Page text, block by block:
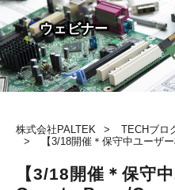
株式会社PALTEK TECHブロ
【3/18開催＊保守中ユーザ
TECHブログ
【3/18開催＊保守
ウェビナー